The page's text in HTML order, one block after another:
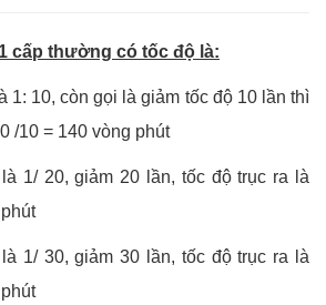
cấp thường có tốc độ là:
1: 10, còn gọi là giảm tốc độ 10 lần thì
/10 = 140 vòng phút
1/ 20, giảm 20 lần, tốc độ trục ra là
1/ 30, giảm 30 lần, tốc độ trục ra là